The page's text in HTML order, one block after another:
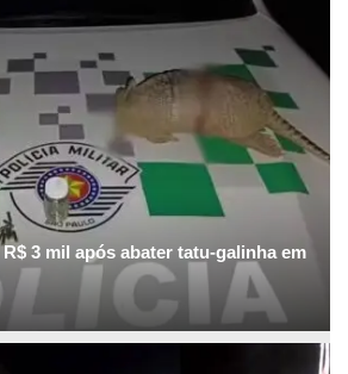
3 mil após abater tatu-galinha em